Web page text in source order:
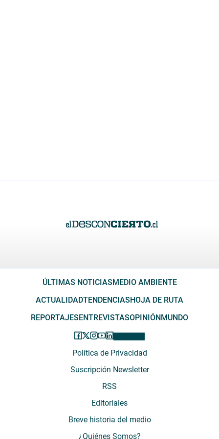
ÚLTIMAS NOTICIASMEDIO AMBIENTE
ACTUALIDADTENDENCIASHOJA DE RUTA
REPORTAJESENTREVISTASOPINIÓNMUNDO
Política de Privacidad
Suscripción Newsletter
RSS
Editoriales
Breve historia del medio
¿Quiénes Somos?